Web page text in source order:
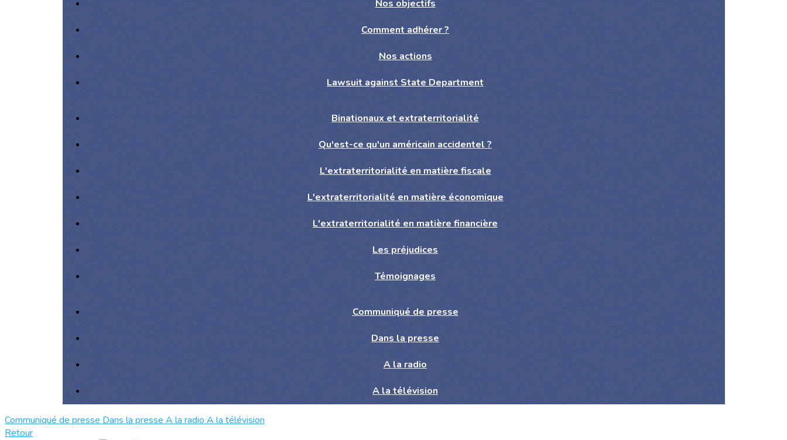
Nos objectifs
Comment adhérer ?
Nos actions
Lawsuit against State Department
Binationaux et extraterritorialité
Qu'est-ce qu'un américain accidentel ?
L'extraterritorialité en matière fiscale
L'extraterritorialité en matière économique
L'extraterritorialité en matière financière
Les préjudices
Témoignages
Communiqué de presse
Dans la presse
A la radio
A la télévision
Communiqué de presse Dans la presse A la radio A la télévision
Retour